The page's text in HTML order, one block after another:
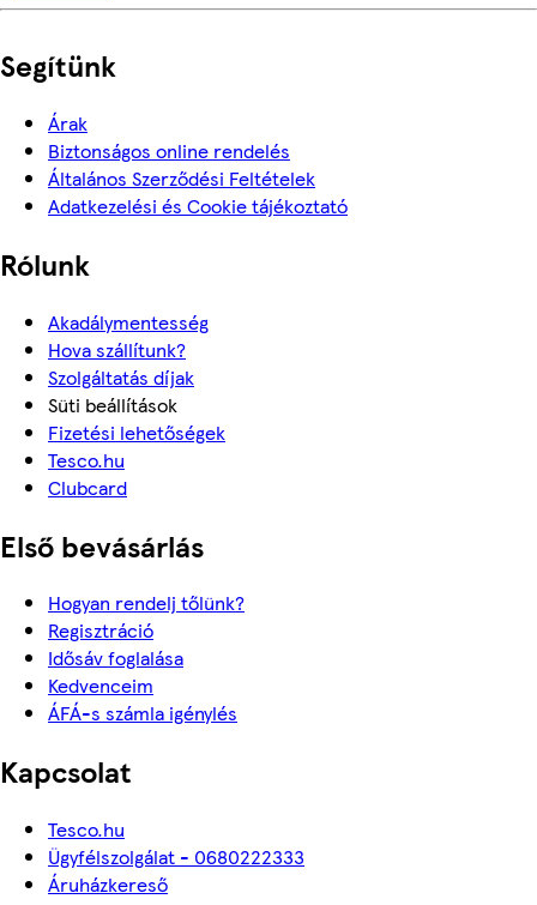
Segítünk
Árak
Biztonságos online rendelés
Általános Szerződési Feltételek
Adatkezelési és Cookie tájékoztató
Rólunk
Akadálymentesség
Hova szállítunk?
Szolgáltatás díjak
Süti beállítások
Fizetési lehetőségek
Tesco.hu
Clubcard
Első bevásárlás
Hogyan rendelj tőlünk?
Regisztráció
Idősáv foglalása
Kedvenceim
ÁFÁ-s számla igénylés
Kapcsolat
Tesco.hu
Ügyfélszolgálat - 0680222333
Áruházkereső